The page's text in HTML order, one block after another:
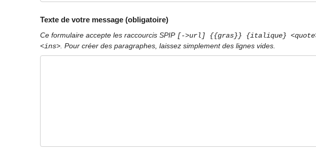
Texte de votre message (obligatoire)
Ce formulaire accepte les raccourcis SPIP [->url] {{gras}} {italique} <quote>
<ins>. Pour créer des paragraphes, laissez simplement des lignes vides.